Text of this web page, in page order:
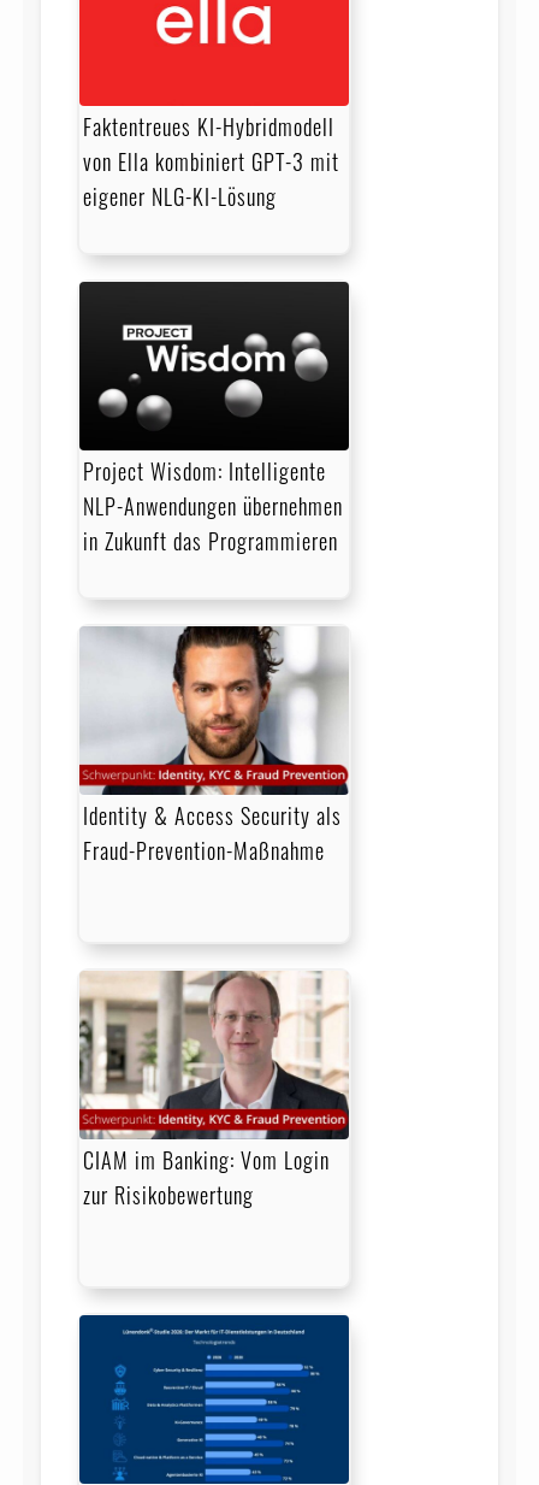
Faktentreues KI-Hybridmodell
von Ella kombiniert GPT-3 mit
eigener NLG-KI-Lösung
Project Wisdom: Intelligente
NLP-Anwendungen übernehmen
in Zukunft das Programmieren
Identity & Access Security als
Fraud-Prevention-Maßnahme
CIAM im Banking: Vom Login
zur Risikobewertung